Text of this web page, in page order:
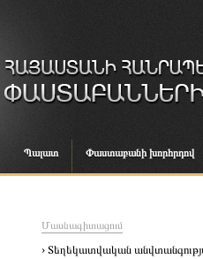
Պալատ Փաստաբանի խորհրդով
Մասնագիտացում
› Տեղեկատվական